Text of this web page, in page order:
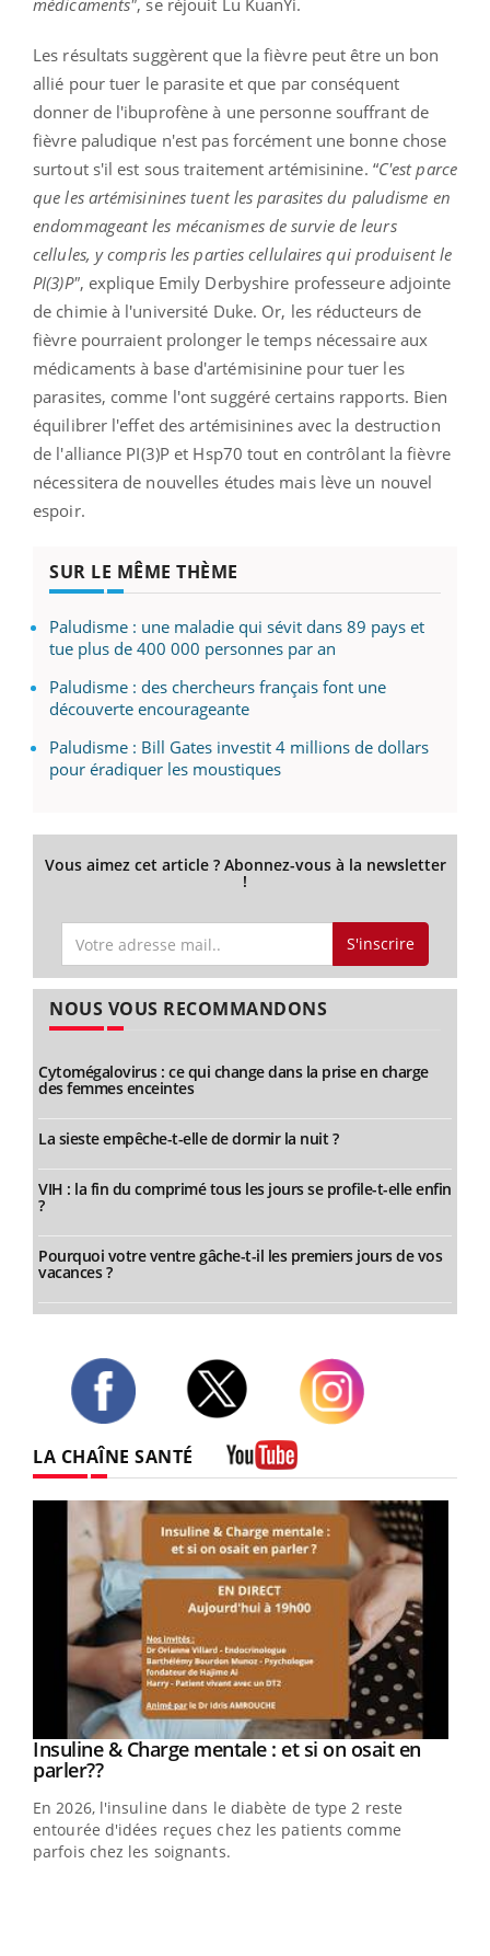
Les résultats suggèrent que la fièvre peut être un bon
allié pour tuer le parasite et que par conséquent
donner de l'ibuprofène à une personne souffrant de
fièvre paludique n'est pas forcément une bonne chose
surtout s'il est sous traitement artémisinine. “C'est parce
que les artémisinines tuent les parasites du paludisme en
endommageant les mécanismes de survie de leurs
cellules, y compris les parties cellulaires qui produisent le
PI(3)P", explique Emily Derbyshire professeure adjointe
de chimie à l'université Duke. Or, les réducteurs de
fièvre pourraient prolonger le temps nécessaire aux
médicaments à base d'artémisinine pour tuer les
parasites, comme l'ont suggéré certains rapports. Bien
équilibrer l'effet des artémisinines avec la destruction
de l'alliance PI(3)P et Hsp70 tout en contrôlant la fièvre
nécessitera de nouvelles études mais lève un nouvel
espoir.
SUR LE MÊME THÈME
Paludisme : une maladie qui sévit dans 89 pays et
tue plus de 400 000 personnes par an
Paludisme : des chercheurs français font une
découverte encourageante
Paludisme : Bill Gates investit 4 millions de dollars
pour éradiquer les moustiques
Vous aimez cet article ? Abonnez-vous à la newsletter
!
S'inscrire
NOUS VOUS RECOMMANDONS
Cytomégalovirus : ce qui change dans la prise en charge
des femmes enceintes
La sieste empêche-t-elle de dormir la nuit ?
VIH : la fin du comprimé tous les jours se profile-t-elle enfin
?
Pourquoi votre ventre gâche-t-il les premiers jours de vos
vacances ?
LA CHAÎNE SANTÉ
Youtube
Insuline & Charge mentale : et si on osait en
parler??Youtube
En 2026, l'insuline dans le diabète de type 2 reste
entourée d'idées reçues chez les patients comme
parfois chez les soignants.